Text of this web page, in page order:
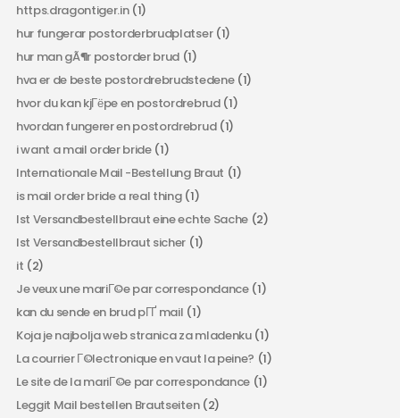
https.dragontiger.in(1)
hur fungerar postorderbrudplatser(1)
hur man gÃ¶r postorder brud (1)
hva er de beste postordrebrudstedene(1)
hvor du kan kjГёpe en postordrebrud(1)
hvordan fungerer en postordrebrud(1)
i want a mail order bride(1)
Internationale Mail -Bestellung Braut (1)
is mail order bride a real thing(1)
Ist Versandbestellbraut eine echte Sache(2)
Ist Versandbestellbraut sicher (1)
it (2)
Je veux une mariГ©e par correspondance(1)
kan du sende en brud pГҐ mail (1)
Koja je najbolja web stranica za mladenku(1)
La courrier Г©lectronique en vaut la peine? (1)
Le site de la mariГ©e par correspondance(1)
Leggit Mail bestellen Brautseiten(2)